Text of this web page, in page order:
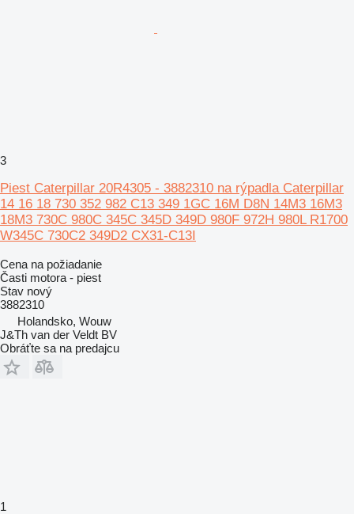
3
Piest Caterpillar 20R4305 - 3882310 na rýpadla Caterpillar
14 16 18 730 352 982 C13 349 1GC 16M D8N 14M3 16M3
18M3 730C 980C 345C 345D 349D 980F 972H 980L R1700
W345C 730C2 349D2 CX31-C13I
Cena na požiadanie
Časti motora - piest
Stav nový
3882310
Holandsko, Wouw
J&Th van der Veldt BV
Obráťte sa na predajcu
1